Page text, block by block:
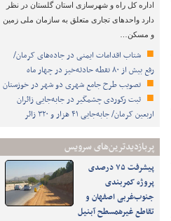
اداره کل راه و شهرسازی استان گلستان در نظر
دارد واحدهای تجاری متعلق به سازمان ملی زمین
و مسکن…
شتاب اقدامات ایمنی در جاده‌های کرمان/
رفع بیش از ۸۰ نقطه حادثه‌خیز در چهار ماه
تصویب طرح‌ جامع شهری دو شهر در خوزستان
ثبت رکوردی چشمگیر در جابه‌جایی زائران
اربعین کرمان/ جابه‌جایی ۴۱ هزار و ۳۲۰ زائر
پربازدیدترین‌های سرویس
پیشرفت ۷۵ درصدی
پروژه کمربندی
جنوب‌غربی اصفهان و
تقاطع غیرهمسطح آبنیل